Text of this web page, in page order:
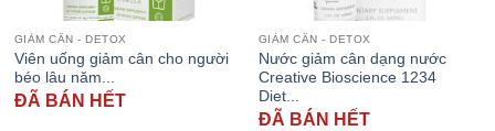
GIẢM CÂN - DETOX
Viên uống giảm cân cho người
béo lâu năm...
ĐÃ BÁN HẾT
GIẢM CÂN - DETOX
Nước giảm cân dạng nước
Creative Bioscience 1234
Diet...
ĐÃ BÁN HẾT